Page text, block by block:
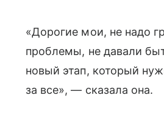
«Дорогие мои, не надо
проблемы, не давали
новый этап, который
за все», — сказала она.